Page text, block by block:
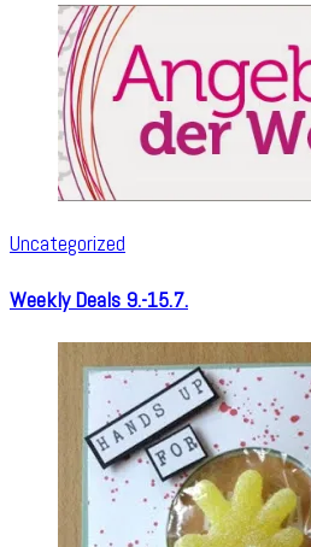
Uncategorized
Weekly Deals 9.-15.7.